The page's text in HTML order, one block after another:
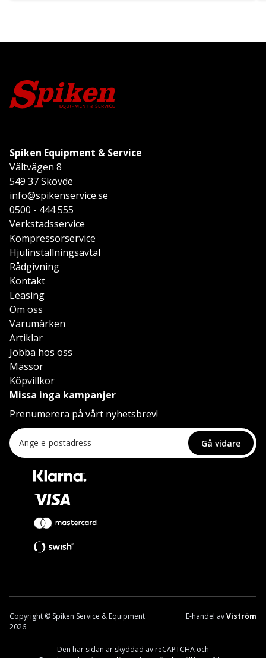
Spiken Equipment & Service
Vältvägen 8
549 37 Skövde
info@spikenservice.se
0500 - 444 555
Verkstadsservice
Kompressorservice
Hjulinställningsavtal
Rådgivning
Kontakt
Leasing
Om oss
Varumärken
Artiklar
Jobba hos oss
Mässor
Köpvillkor
Missa inga kampanjer
Prenumerera på vårt nyhetsbrev!
Gå vidare
Den här sidan är skyddad av reCAPTCHA och
Copyright © Spiken Service & Equipment
2026
E-handel avViström